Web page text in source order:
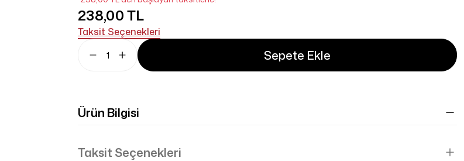
238,00 TL
Taksit Seçenekleri
Sepete Ekle
Ürün Bilgisi
Taksit Seçenekleri